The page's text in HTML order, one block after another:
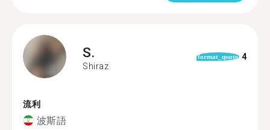
S.
Shiraz
format_quote 4
流利
波斯語